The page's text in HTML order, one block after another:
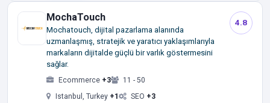
MochaTouch
Mochatouch, dijital pazarlama alanında
uzmanlaşmış, stratejik ve yaratıcı yaklaşımlarıyla
markaların dijitalde güçlü bir varlık göstermesini
sağlar.
Ecommerce +3
11 - 50
Istanbul, Turkey +1 SEO +3
4.8